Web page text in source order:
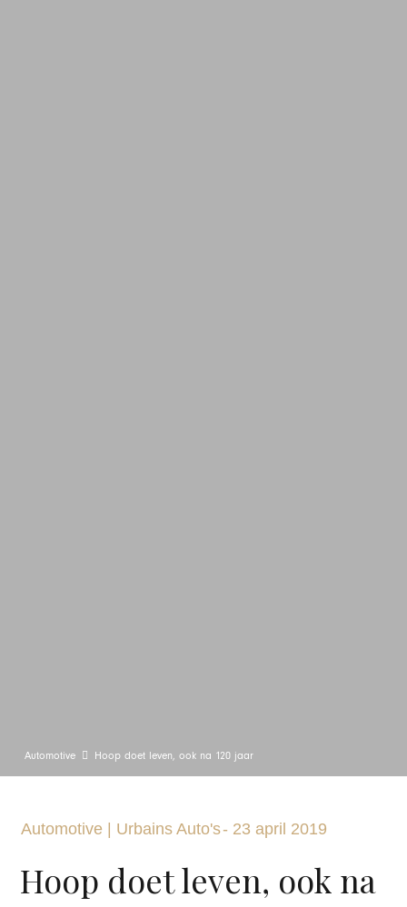
Automotive Hoop doet leven, ook na 120 jaar
Automotive Urbains Auto's- 23 april 2019
Hoop doet leven, ook na